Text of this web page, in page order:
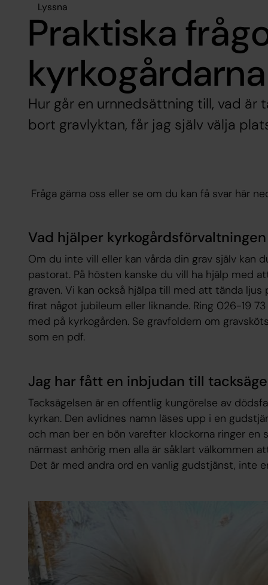
Lyssna
Praktiska
kyrkogårdarna
Hur går en urnnedsättning till, vad är
bort gravlyktan, får jag själv välja
Fråga gärna oss eller se om du kan få svar här
Vad hjälper
Om du inte vill eller kan vårda din grav själv kan
pastorat. På hösten kanske du vill ha hjälp med
graven. Vi kan också hjälpa till med att tända ljus
firat något jubileum eller liknande. Ring 026-19
med på kyrkogården. Se gravfoldern om
som en pdf.
Jag har fått en inbjudan till
Tacksägelsen är en offentlig kungörelse av
kyrkan. Den avlidnes namn läses upp i en
och man ber en bön varefter klockorna ringer
närmast anhörig men alla är såklart välkommen
Det är med andra ord en vanlig gudstjänst, inte